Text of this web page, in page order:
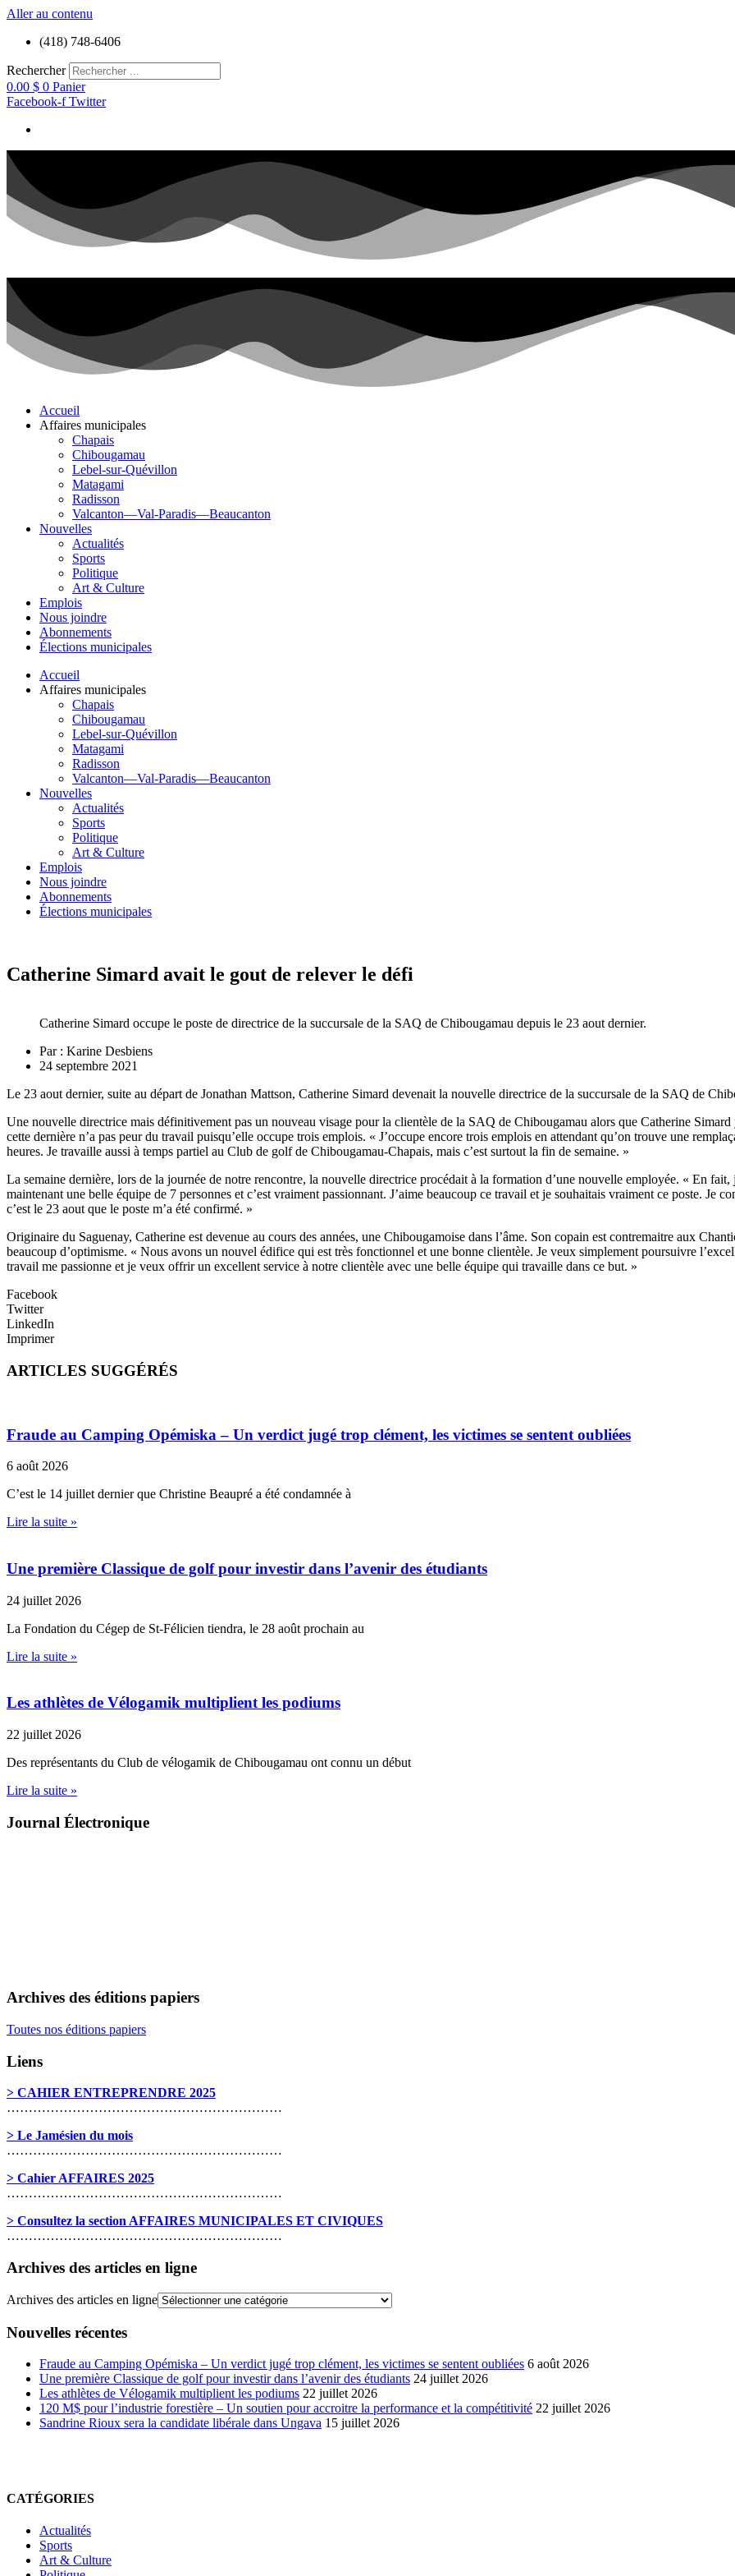
Aller au contenu
(418) 748-6406
Rechercher
0.00 $ 0 Panier
Facebook-f Twitter
Accueil
Affaires municipales
Chapais
Chibougamau
Lebel-sur-Quévillon
Matagami
Radisson
Valcanton—Val-Paradis—Beaucanton
Nouvelles
Actualités
Sports
Politique
Art & Culture
Emplois
Nous joindre
Abonnements
Élections municipales
Accueil
Affaires municipales
Chapais
Chibougamau
Lebel-sur-Quévillon
Matagami
Radisson
Valcanton—Val-Paradis—Beaucanton
Nouvelles
Actualités
Sports
Politique
Art & Culture
Emplois
Nous joindre
Abonnements
Élections municipales
Catherine Simard avait le gout de relever le défi
Catherine Simard occupe le poste de directrice de la succursale de la SAQ de Chibougamau depuis le 23 aout dernier.
Par : Karine Desbiens
24 septembre 2021
Le 23 aout dernier, suite au départ de Jonathan Mattson, Catherine Simard devenait la nouvelle directrice de la succursale de la SAQ de
Une nouvelle directrice mais définitivement pas un nouveau visage pour la clientèle de la SAQ de Chibougamau alors que Catherine
cette dernière n’a pas peur du travail puisqu’elle occupe trois emplois. « J’occupe encore trois emplois en attendant qu’on trouve une
heures. Je travaille aussi à temps partiel au Club de golf de Chibougamau-Chapais, mais c’est surtout la fin de semaine. »
La semaine dernière, lors de la journée de notre rencontre, la nouvelle directrice procédait à la formation d’une nouvelle employée. « En fait,
maintenant une belle équipe de 7 personnes et c’est vraiment passionnant. J’aime beaucoup ce travail et je souhaitais vraiment ce poste. Je
c’est le 23 aout que le poste m’a été confirmé. »
Originaire du Saguenay, Catherine est devenue au cours des années, une Chibougamoise dans l’âme. Son copain est contremaitre aux
beaucoup d’optimisme. « Nous avons un nouvel édifice qui est très fonctionnel et une bonne clientèle. Je veux simplement poursuivre
travail me passionne et je veux offrir un excellent service à notre clientèle avec une belle équipe qui travaille dans ce but. »
Facebook
Twitter
LinkedIn
Imprimer
ARTICLES SUGGÉRÉS
Fraude au Camping Opémiska – Un verdict jugé trop clément, les victimes se sentent oubliées
6 août 2026
C’est le 14 juillet dernier que Christine Beaupré a été condamnée à
Lire la suite »
Une première Classique de golf pour investir dans l’avenir des étudiants
24 juillet 2026
La Fondation du Cégep de St-Félicien tiendra, le 28 août prochain au
Lire la suite »
Les athlètes de Vélogamik multiplient les podiums
22 juillet 2026
Des représentants du Club de vélogamik de Chibougamau ont connu un début
Lire la suite »
Journal Électronique
Archives des éditions papiers
Toutes nos éditions papiers
Liens
> CAHIER ENTREPRENDRE 2025
………………………………………………………
> Le Jamésien du mois
………………………………………………………
> Cahier AFFAIRES 2025
………………………………………………………
> Consultez la section AFFAIRES MUNICIPALES ET CIVIQUES
………………………………………………………
Archives des articles en ligne
Archives des articles en ligne
Nouvelles récentes
Fraude au Camping Opémiska – Un verdict jugé trop clément, les victimes se sentent oubliées 6 août 2026
Une première Classique de golf pour investir dans l’avenir des étudiants 24 juillet 2026
Les athlètes de Vélogamik multiplient les podiums 22 juillet 2026
120 M$ pour l’industrie forestière – Un soutien pour accroitre la performance et la compétitivité 22 juillet 2026
Sandrine Rioux sera la candidate libérale dans Ungava 15 juillet 2026
CATÉGORIES
Actualités
Sports
Art & Culture